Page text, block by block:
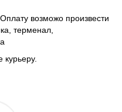
Оплату возможо произвести
терменал,